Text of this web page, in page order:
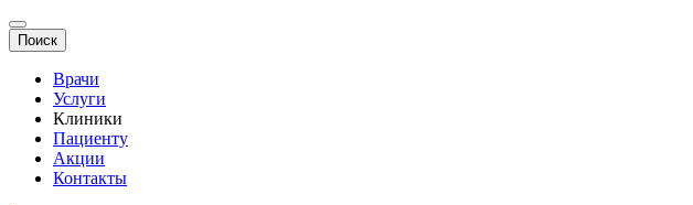
Поиск
Врачи
Услуги
Клиники
Пациенту
Акции
Контакты